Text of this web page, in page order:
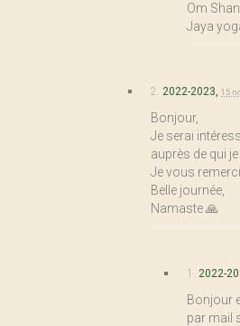
Om
Jaya
2. 2022-2023, 15
Bonjour,
Je serai
auprès de qui
Je vous
Belle journée,
Namaste 🙏
1. 2022-
Bonjour
par mail